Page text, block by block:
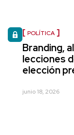
POLÍTICA
Branding,
lecciones
elección
junio 18, 2026